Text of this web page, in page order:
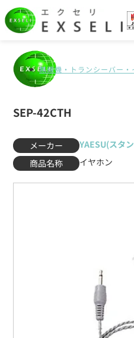
無線機・トランシーバー
SEP-42CTH
メーカー
YAESU(スタ
商品名称
イヤホン